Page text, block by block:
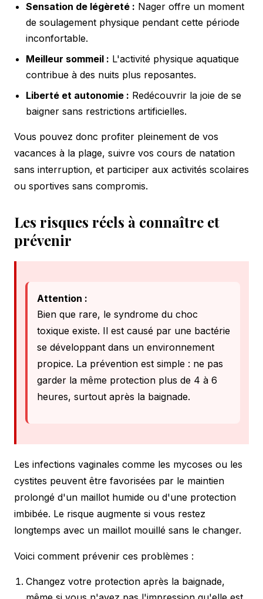
Sensation de légèreté : Nager offre un moment
de soulagement physique pendant cette période
inconfortable.
Meilleur sommeil : L'activité physique aquatique
contribue à des nuits plus reposantes.
Liberté et autonomie : Redécouvrir la joie de se
baigner sans restrictions artificielles.
Vous pouvez donc profiter pleinement de vos
vacances à la plage, suivre vos cours de natation
sans interruption, et participer aux activités scolaires
ou sportives sans compromis.
Les risques réels à connaître et
prévenir
Attention :
Bien que rare, le syndrome du choc
toxique existe. Il est causé par une bactérie
se développant dans un environnement
propice. La prévention est simple : ne pas
garder la même protection plus de 4 à 6
heures, surtout après la baignade.
Les infections vaginales comme les mycoses ou les
cystites peuvent être favorisées par le maintien
prolongé d'un maillot humide ou d'une protection
imbibée. Le risque augmente si vous restez
longtemps avec un maillot mouillé sans le changer.
Voici comment prévenir ces problèmes :
Changez votre protection après la baignade,